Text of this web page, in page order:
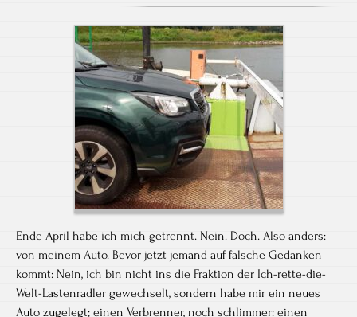
Ende April habe ich mich getrennt. Nein. Doch. Also anders:
von meinem Auto. Bevor jetzt jemand auf falsche Gedanken
kommt: Nein, ich bin nicht ins die Fraktion der Ich-rette-die-
Welt-Lastenradler gewechselt, sondern habe mir ein neues
Auto zugelegt; einen Verbrenner, noch schlimmer: einen